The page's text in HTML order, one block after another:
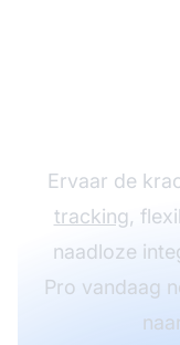
Ervaar de
tracking,
naadloze
Pro vandaag